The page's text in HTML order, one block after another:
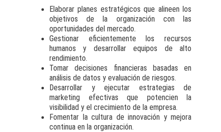
Elaborar planes estratégicos que alineen los
objetivos de la organización con las
oportunidades del mercado.
Gestionar eficientemente los recursos
humanos y desarrollar equipos de alto
rendimiento.
Tomar decisiones financieras basadas en
análisis de datos y evaluación de riesgos.
Desarrollar y ejecutar estrategias de
marketing efectivas que potencien la
visibilidad y el crecimiento de la empresa.
Fomentar la cultura de innovación y mejora
continua en la organización.